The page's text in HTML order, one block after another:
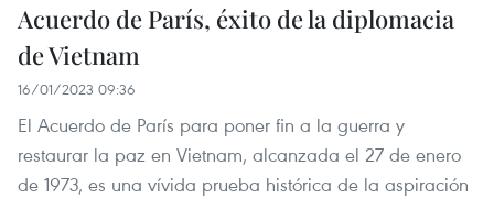
Acuerdo de París, éxito de la diplomacia
de Vietnam
16/01/2023 09:36
El Acuerdo de París para poner fin a la guerra y
restaurar la paz en Vietnam, alcanzada el 27 de enero
de 1973, es una vívida prueba histórica de la aspiración